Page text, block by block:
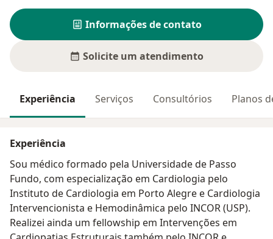
Informações de contato
Solicite um atendimento
Experiência Serviços Consultórios Planos
Experiência
Sou médico formado pela Universidade de Passo
Fundo, com especialização em Cardiologia pelo
Instituto de Cardiologia em Porto Alegre e Cardiologia
Intervencionista e Hemodinâmica pelo INCOR (USP).
Realizei ainda um fellowship em Intervenções em